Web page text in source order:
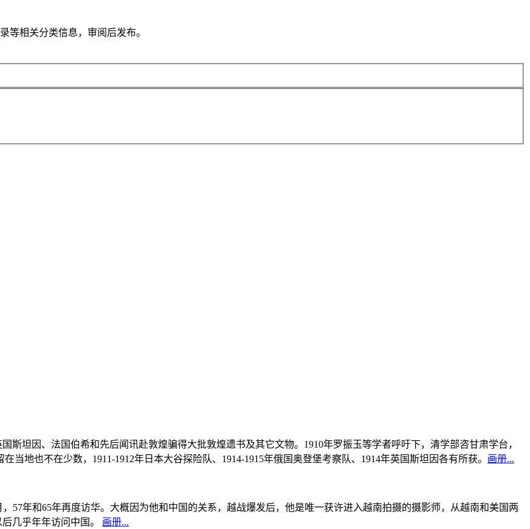
等相关分类信息，审阅后发布。
国斯坦因、法国伯希和先后闻讯赴敦煌骗得大批敦煌遗书及其它文物。1910年罗振玉等学者呼吁下，清学部咨甘肃学台，
当地也不在少数，1911-1912年日本大谷探险队、1914-1915年俄国奥登堡考察队、1914年英国斯坦因各有所获。 画册...
，57年和65年再度访华。大概因为他和中国的关系，越战爆发后，他是唯一获许进入越南拍摄的摄影师，从越南和美国两
几乎年年访问中国。 画册...